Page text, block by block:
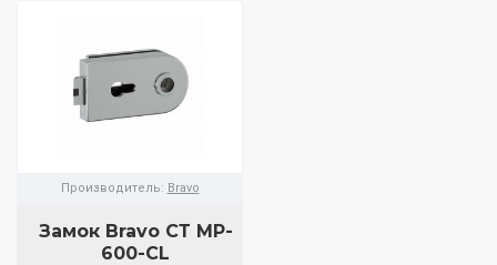
Производитель: Bravo
Замок Bravo СТ MP-
600-CL